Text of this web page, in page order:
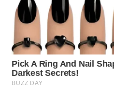
LIKUPANG
LABUANBAJO
WN
BORNEO